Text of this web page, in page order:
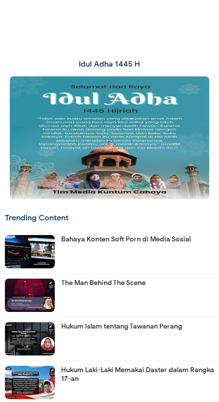
Idul Adha 1445 H
Trending Content
Bahaya Konten Soft Porn di Media Sosial
The Man Behind The Scene
Hukum Islam tentang Tawanan Perang
Hukum Laki-Laki Memakai Daster dalam Rangka
17-an